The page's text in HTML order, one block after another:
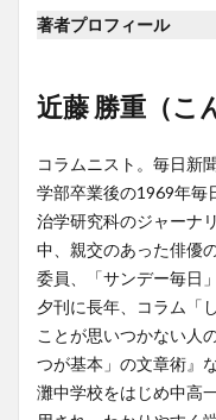
著者プロフィール
近藤 勝重（こ
コラムニスト。毎日新
学部卒業後の1969年毎
治学研究科のジャーナ
中、親交のあった俳優
委員、「サンデー毎日
夕刊に長年、コラム「
ことが思いつかない人
つが基本」の文章術』
灘中学校をはじめ中高